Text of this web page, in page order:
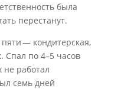
была
перестанут.
— кондитерская,
Спал по 4–5 часов
не работал
семь дней